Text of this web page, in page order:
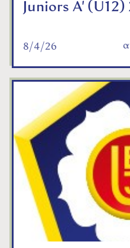
Juniors A'
8/4/26